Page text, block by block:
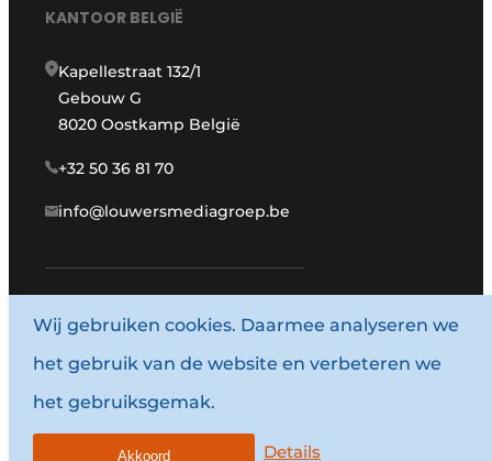
KANTOOR BELGIË
Kapellestraat 132/1
Gebouw G
8020 Oostkamp België
+32 50 36 81 70
info@louwersmediagroep.be
www.louwersmediagroep.com
© 1987 - 2026 Louwersmediagroep.
Algemene voorwaarden
Wij gebruiken cookies. Daarmee analyseren we
het gebruik van de website en verbeteren we
het gebruiksgemak.
Details
Akkoord